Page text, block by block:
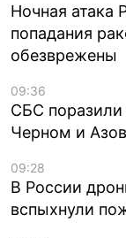
Ночная атака
попадания
обезврежены
09:36
СБС поразили
Черном и
09:28
В России
вспыхнули